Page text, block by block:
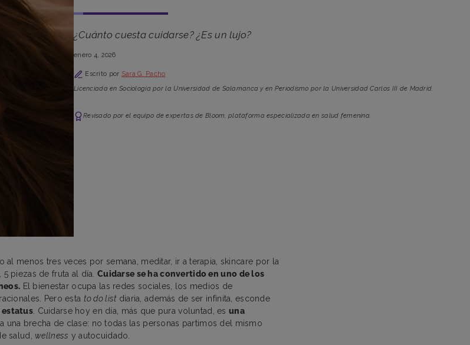
¿Cuánto cuesta cuidarse? ¿Es un lujo?
enero 4, 2026
Escrito por Sara G. Pacho
Licenciada en Sociología por la Universidad de Salamanca y en Periodismo por la Universidad Carlos III de Madrid.
Revisado por el equipo de expertas de Bloom, plataforma especializada en salud femenina.
al menos tres veces por semana, meditar, ir a terapia, skincare por la
piezas de fruta al día. Cuidarse se ha convertido en uno de los
El bienestar ocupa las redes sociales, los medios de
Pero esta to do list diaria, además de ser infinita, esconde
estatus. Cuidarse hoy en día, más que pura voluntad, esuna
una brecha de clase: no todas las personas partimos del mismo
salud, wellness y autocuidado.